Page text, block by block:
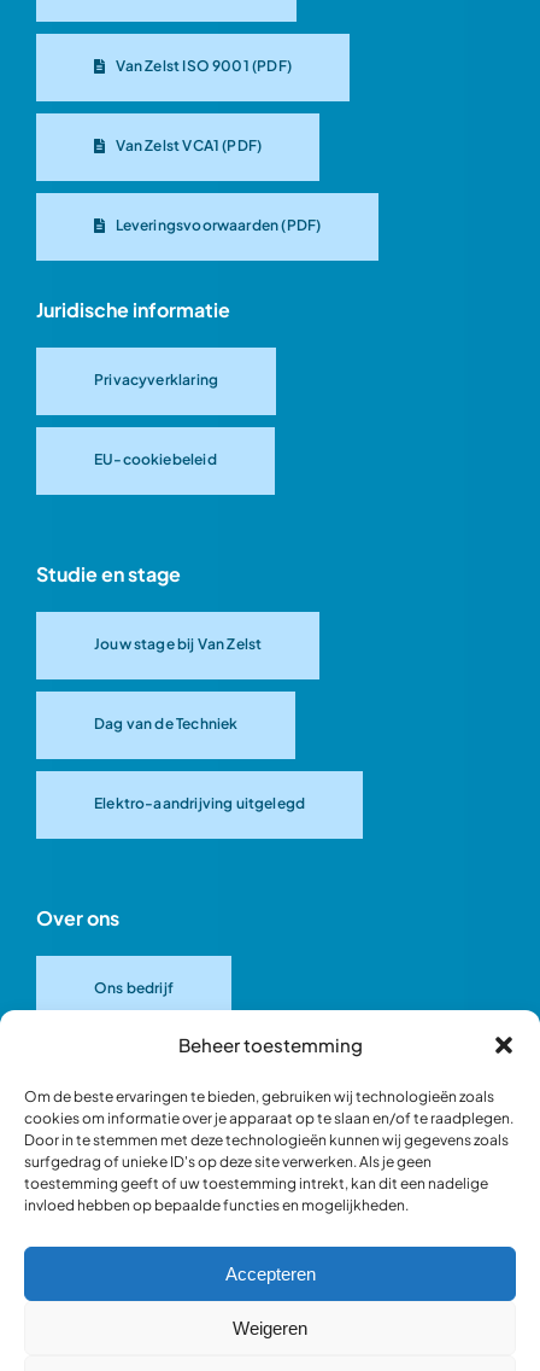
Beheer toestemming
Om de beste ervaringen te bieden, gebruiken wij technologieën zoals
cookies om informatie over je apparaat op te slaan en/of te raadplegen.
Door in te stemmen met deze technologieën kunnen wij gegevens zoals
surfgedrag of unieke ID's op deze site verwerken. Als je geen
toestemming geeft of uw toestemming intrekt, kan dit een nadelige
invloed hebben op bepaalde functies en mogelijkheden.
Accepteren
Weigeren
Van Zelst ISO 9001 (PDF)
Van Zelst VCA1 (PDF)
Leveringsvoorwaarden (PDF)
Juridische informatie
Privacyverklaring
EU-cookiebeleid
Studie en stage
Jouw stage bij Van Zelst
Dag van de Techniek
Elektro-aandrijving uitgelegd
Over ons
Ons bedrijf
Ons team
Blik in de werkplaats